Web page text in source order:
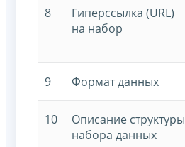
8
Гиперссылка (URL)
на набор
9 Формат данных
10
Описание структуры
набора данных